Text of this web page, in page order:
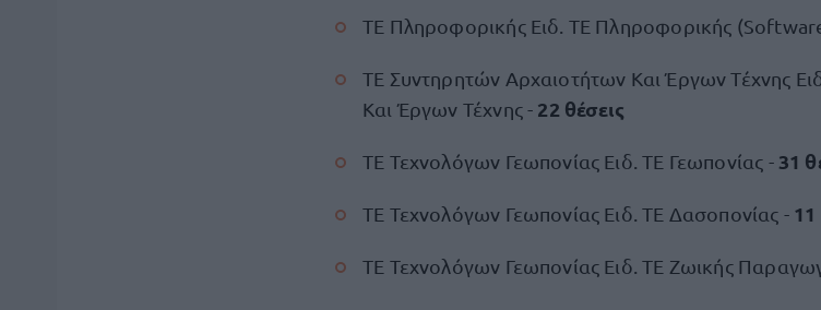
ΤΕ Πληροφορικής Ειδ. ΤΕ Πληροφορικής
ΤΕ Συντηρητών Αρχαιοτήτων Και Έργων Τέχνης
Και Έργων Τέχνης - 22 θέσεις
ΤΕ Τεχνολόγων Γεωπονίας Ειδ. ΤΕ Γεωπονίας - 31
ΤΕ Τεχνολόγων Γεωπονίας Ειδ. ΤΕ Δασοπονίας - 11
ΤΕ Τεχνολόγων Γεωπονίας Ειδ. ΤΕ Ζωικής